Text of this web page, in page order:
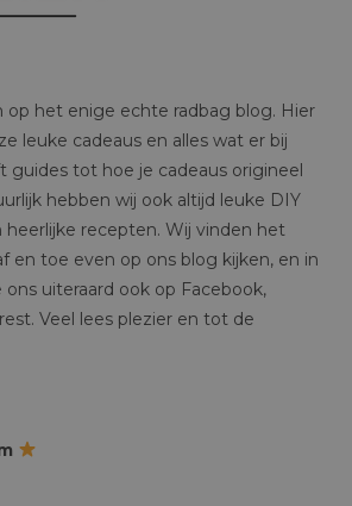
op het enige echte radbag blog. Hier
leuke cadeaus en alles wat er bij
guides tot hoe je cadeaus origineel
hebben wij ook altijd leuke DIY
heerlijke recepten. Wij vinden het
en toe even op ons blog kijken, en in
uiteraard ook op Facebook,
Veel lees plezier en tot de